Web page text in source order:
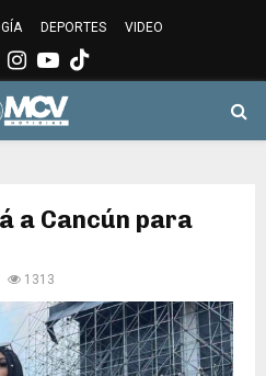
DEPORTES VIDEO
Instagram
Youtube
a Cancún para
1313